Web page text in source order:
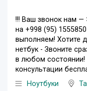
!!! Ваш звонок нам —
на +998 (95)
выполняем! Хотите
нетбук - Звоните
в любом
консультации
Ноутбуки